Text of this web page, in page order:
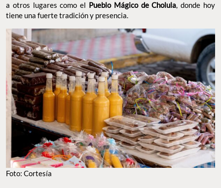
a otros lugares como el Pueblo Mágico de Cholula, donde hoy
tiene una fuerte tradición y presencia.
Foto: Cortesía